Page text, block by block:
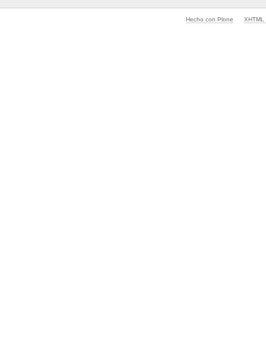
Hecho con Plone XHTML